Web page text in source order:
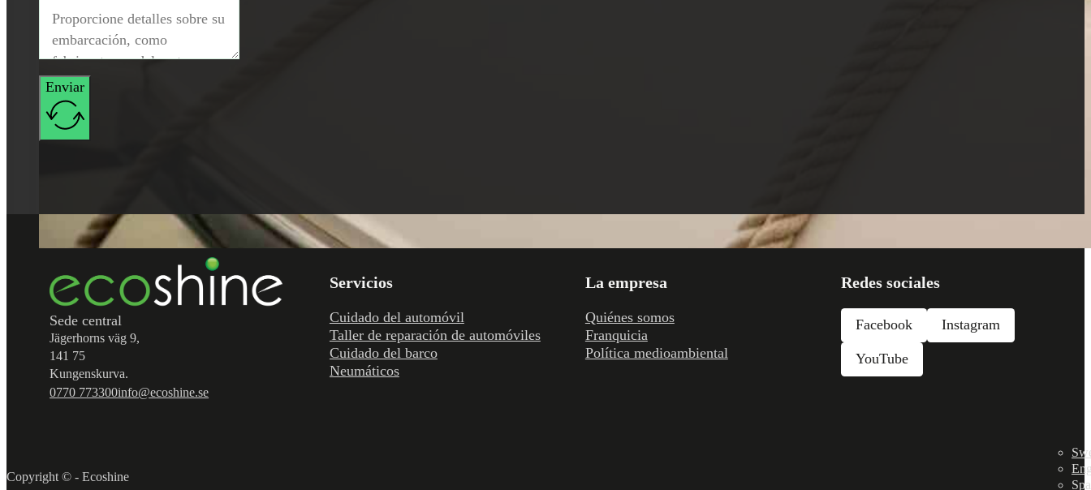
Enviar
Sede central
Jägerhorns väg 9,
141 75
Kungenskurva.
0770 773300info@ecoshine.se
Servicios
Cuidado del automóvil
Taller de reparación de automóviles
Cuidado del barco
Neumáticos
La empresa
Quiénes somos
Franquicia
Política medioambiental
Redes sociales
Facebook Instagram
YouTube
Copyright © - Ecoshine